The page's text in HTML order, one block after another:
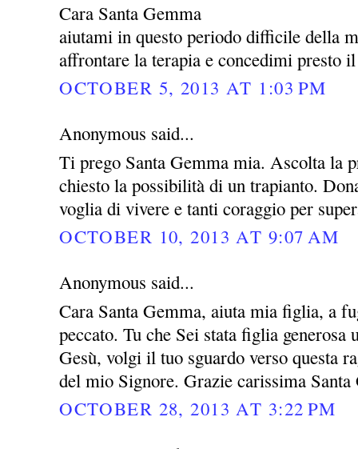
Cara Santa Gemma
aiutami in questo periodo difficile della
affrontare la terapia e concedimi presto
OCTOBER 5, 2013 AT 1:03 PM
Anonymous said...
Ti prego Santa Gemma mia. Ascolta la
chiesto la possibilità di un trapianto.
voglia di vivere e tanti coraggio per
OCTOBER 10, 2013 AT 9:07 AM
Anonymous said...
Cara Santa Gemma, aiuta mia figlia, a
peccato. Tu che Sei stata figlia generosa
Gesù, volgi il tuo sguardo verso questa
del mio Signore. Grazie carissima Santa
OCTOBER 28, 2013 AT 3:22 PM